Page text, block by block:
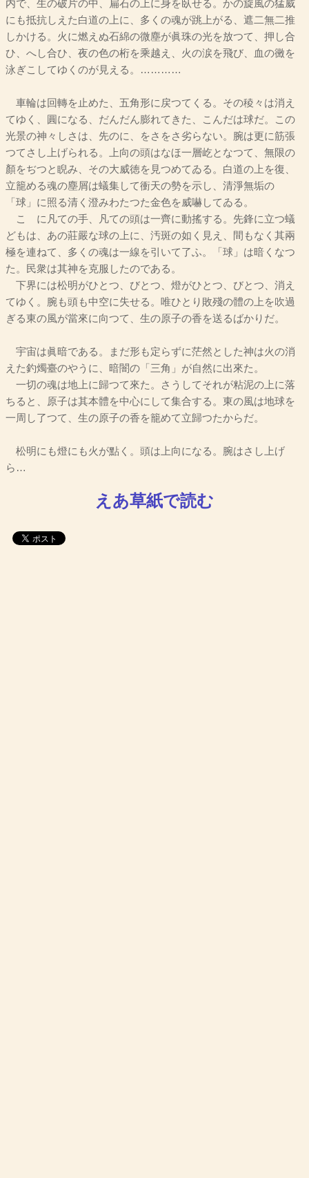
内で、生の破片の中、扁石の上に身を臥せる。かの旋風の猛威
にも抵抗しえた白道の上に、多くの魂が跳上がる、遮二無二推
しかける。火に燃えぬ石綿の微塵が眞珠の光を放つて、押し合
ひ、へし合ひ、夜の色の桁を乘越え、火の涙を飛び、血の黴を
泳ぎこしてゆくのが見える。…………
車輪は回轉を止めた、五角形に戻つてくる。その稜々は消え
てゆく、圓になる、だんだん膨れてきた、こんだは球だ。この
光景の神々しさは、先のに、をさをさ劣らない。腕は更に筋張
つてさし上げられる。上向の頭はなほ一層屹となつて、無限の
顏をぢつと睨み、その大威徳を見つめてゐる。白道の上を復、
立籠める魂の塵屑は蟻集して衝天の勢を示し、清淨無垢の
「球」に照る清く澄みわたつた金色を威嚇してゐる。
こゝに凡ての手、凡ての頭は一齊に動搖する。先鋒に立つ蟻
どもは、あの莊嚴な球の上に、汚斑の如く見え、間もなく其兩
極を連ねて、多くの魂は一線を引いて了ふ。「球」は暗くなつ
た。民衆は其神を克服したのである。
下界には松明がひとつ、びとつ、燈がひとつ、びとつ、消え
てゆく。腕も頭も中空に失せる。唯ひとり敗殘の體の上を吹過
ぎる東の風が當來に向つて、生の原子の香を送るばかりだ。
宇宙は眞暗である。まだ形も定らずに茫然とした神は火の消
えた釣燭臺のやうに、暗闇の「三角」が自然に出來た。
一切の魂は地上に歸つて來た。さうしてそれが粘泥の上に落
ちると、原子は其本體を中心にして集合する。東の風は地球を
一周し了つて、生の原子の香を籠めて立歸つたからだ。
松明にも燈にも火が點く。頭は上向になる。腕はさし上げ
ら…
えあ草紙で読む